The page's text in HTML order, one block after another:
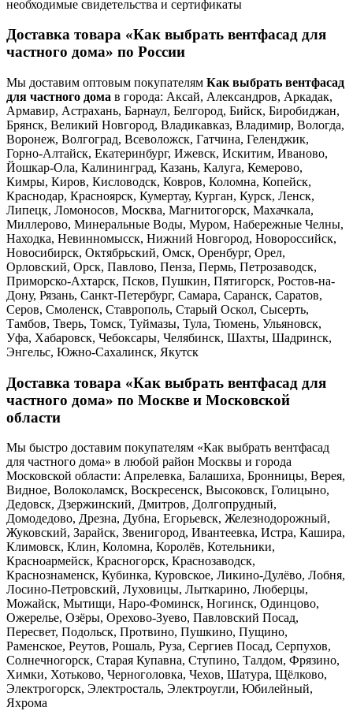
Доставка товара «Как выбрать вентфасад для
частного дома» по России
Мы доставим оптовым покупателям Как выбрать вентфасад
для частного дома в города: Аксай, Александров, Аркадак,
Армавир, Астрахань, Барнаул, Белгород, Бийск, Биробиджан,
Брянск, Великий Новгород, Владикавказ, Владимир, Вологда,
Воронеж, Волгоград, Всеволожск, Гатчина, Геленджик,
Горно-Алтайск, Екатеринбург, Ижевск, Искитим, Иваново,
Йошкар-Ола, Калининград, Казань, Калуга, Кемерово,
Кимры, Киров, Кисловодск, Ковров, Коломна, Копейск,
Краснодар, Красноярск, Кумертау, Курган, Курск, Ленск,
Липецк, Ломоносов, Москва, Магнитогорск, Махачкала,
Миллерово, Минеральные Воды, Муром, Набережные Челны,
Находка, Невинномысск, Нижний Новгород, Новороссийск,
Новосибирск, Октябрьский, Омск, Оренбург, Орел,
Орловский, Орск, Павлово, Пенза, Пермь, Петрозаводск,
Приморско-Ахтарск, Псков, Пушкин, Пятигорск, Ростов-на-
Дону, Рязань, Санкт-Петербург, Самара, Саранск, Саратов,
Серов, Смоленск, Ставрополь, Старый Оскол, Сысерть,
Тамбов, Тверь, Томск, Туймазы, Тула, Тюмень, Ульяновск,
Уфа, Хабаровск, Чебоксары, Челябинск, Шахты, Шадринск,
Энгельс, Южно-Сахалинск, Якутск
Доставка товара «Как выбрать вентфасад для
частного дома» по Москве и Московской
области
Мы быстро доставим покупателям «Как выбрать вентфасад
для частного дома» в любой район Москвы и города
Московской области: Апрелевка, Балашиха, Бронницы, Верея,
Видное, Волоколамск, Воскресенск, Высоковск, Голицыно,
Дедовск, Дзержинский, Дмитров, Долгопрудный,
Домодедово, Дрезна, Дубна, Егорьевск, Железнодорожный,
Жуковский, Зарайск, Звенигород, Ивантеевка, Истра, Кашира,
Климовск, Клин, Коломна, Королёв, Котельники,
Красноармейск, Красногорск, Краснозаводск,
Краснознаменск, Кубинка, Куровское, Ликино-Дулёво, Лобня,
Лосино-Петровский, Луховицы, Лыткарино, Люберцы,
Можайск, Мытищи, Наро-Фоминск, Ногинск, Одинцово,
Ожерелье, Озёры, Орехово-Зуево, Павловский Посад,
Пересвет, Подольск, Протвино, Пушкино, Пущино,
Раменское, Реутов, Рошаль, Руза, Сергиев Посад, Серпухов,
Солнечногорск, Старая Купавна, Ступино, Талдом, Фрязино,
Химки, Хотьково, Черноголовка, Чехов, Шатура, Щёлково,
Электрогорск, Электросталь, Электроугли, Юбилейный,
Яхрома